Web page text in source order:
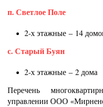
п. Светлое Поле
2-х этажные – 14
с. Старый Буян
2-х этажные – 2 дома
Перечень
управлении ООО